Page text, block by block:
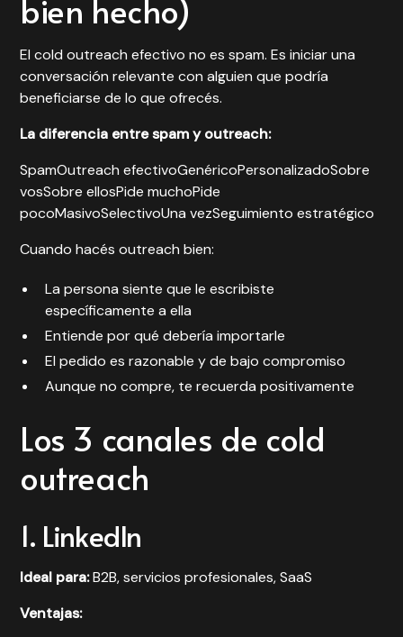
bien hecho)
El cold outreach efectivo no es spam. Es iniciar una
conversación relevante con alguien que podría
beneficiarse de lo que ofrecés.
La diferencia entre spam y outreach:
SpamOutreach efectivoGenéricoPersonalizadoSobre
vosSobre ellosPide muchoPide
pocoMasivoSelectivoUna vezSeguimiento estratégico
Cuando hacés outreach bien:
La persona siente que le escribiste
específicamente a ella
Entiende por qué debería importarle
El pedido es razonable y de bajo compromiso
Aunque no compre, te recuerda positivamente
Los 3 canales de cold
outreach
1. LinkedIn
Ideal para:B2B, servicios profesionales, SaaS
Ventajas: